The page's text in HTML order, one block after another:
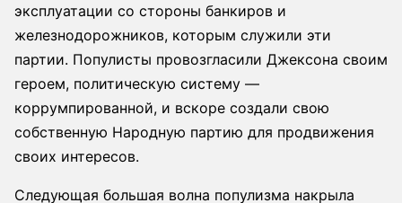
эксплуатации со стороны банкиров и
железнодорожников, которым служили эти
партии. Популисты провозгласили Джексона своим
героем, политическую систему —
коррумпированной, и вскоре создали свою
собственную Народную партию для продвижения
своих интересов.
Следующая большая волна популизма накрыла